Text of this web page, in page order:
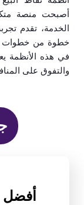
أصبحت منصة
الخدمة، تقدم
خطوة من خطوات
في هذه الأنظمة
والتفوق على
أفضل